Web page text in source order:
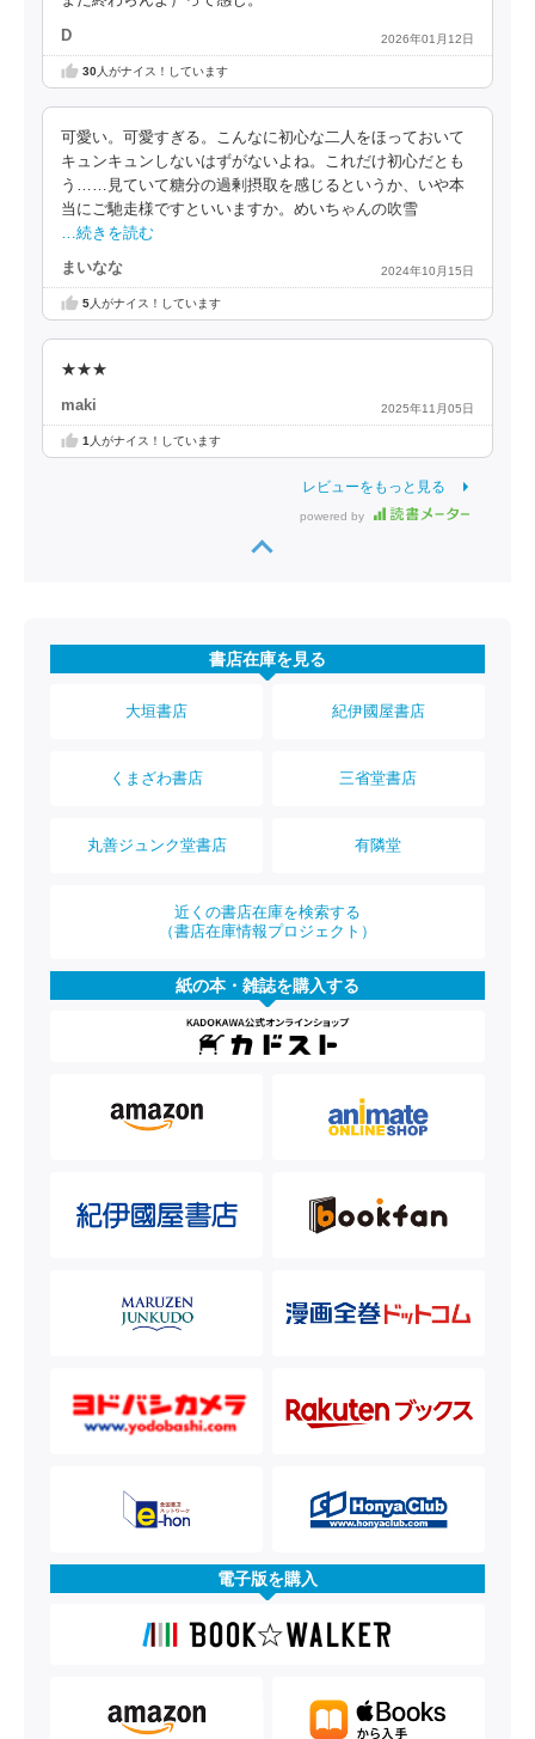
D 2026年01月12日
30人がナイス！しています
可愛い。可愛すぎる。こんなに初心な二人をほっておいて
キュンキュンしないはずがないよね。これだけ初心だとも
う……見ていて糖分の過剰摂取を感じるというか、いや本
当にご馳走様ですといいますか。めいちゃんの吹雪
…続きを読む
まいなな 2024年10月15日
5人がナイス！しています
★★★
maki 2025年11月05日
1 人がナイス！しています
レビューをもっと見る
powered by
書店在庫を見る
大垣書店 紀伊國屋書店
くまざわ書店 三省堂書店
丸善ジュンク堂書店 有隣堂
近くの書店在庫を検索する
（書店在庫情報プロジェクト）
紙の本・雑誌を購入する
電子版を購入